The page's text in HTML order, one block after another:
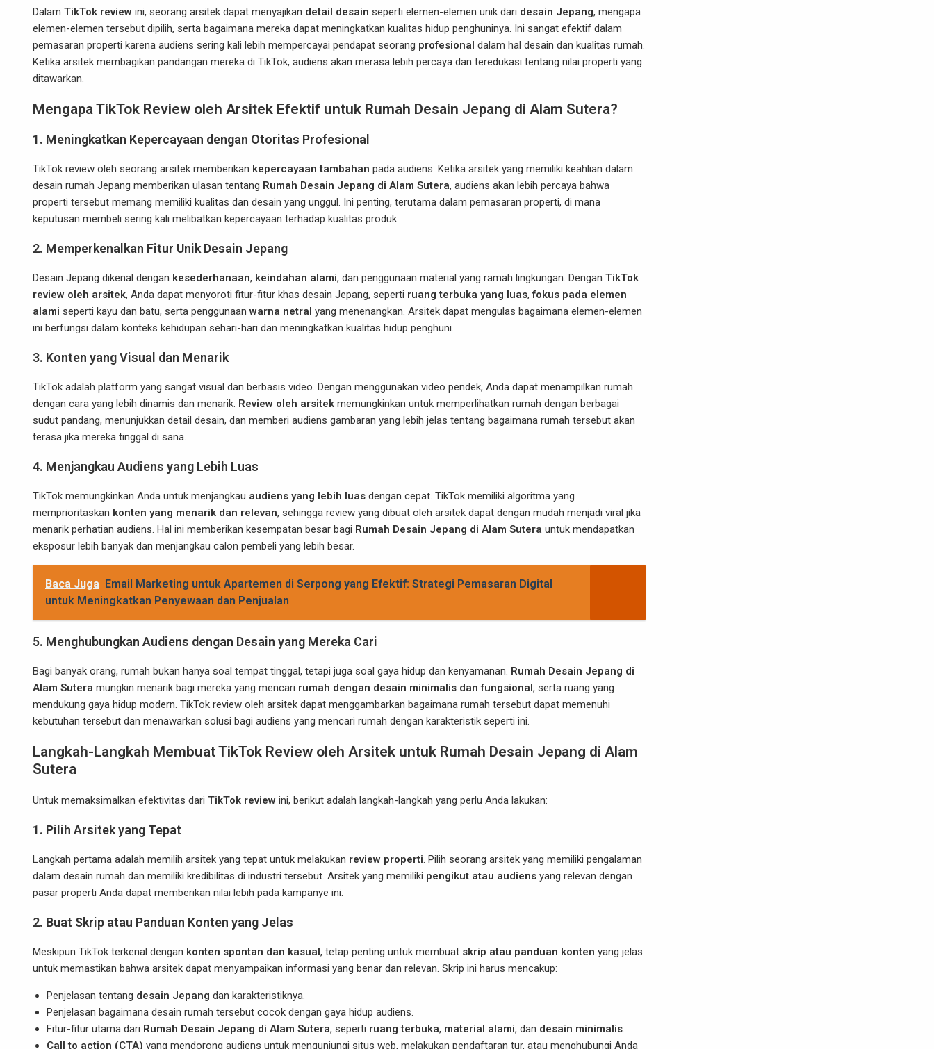
Dalam TikTok review ini, seorang arsitek dapat menyajikan detail desain seperti elemen-elemen unik dari desain Jepang, mengapa
elemen-elemen tersebut dipilih, serta bagaimana mereka dapat meningkatkan kualitas hidup penghuninya. Ini sangat efektif dalam
pemasaran properti karena audiens sering kali lebih mempercayai pendapat seorang profesional dalam hal desain dan kualitas rumah.
Ketika arsitek membagikan pandangan mereka di TikTok, audiens akan merasa lebih percaya dan teredukasi tentang nilai properti yang
ditawarkan.
Mengapa TikTok Review oleh Arsitek Efektif untuk Rumah Desain Jepang di Alam Sutera?
1. Meningkatkan Kepercayaan dengan Otoritas Profesional
TikTok review oleh seorang arsitek memberikan kepercayaan tambahan pada audiens. Ketika arsitek yang memiliki keahlian dalam
desain rumah Jepang memberikan ulasan tentang Rumah Desain Jepang di Alam Sutera, audiens akan lebih percaya bahwa
properti tersebut memang memiliki kualitas dan desain yang unggul. Ini penting, terutama dalam pemasaran properti, di mana
keputusan membeli sering kali melibatkan kepercayaan terhadap kualitas produk.
2. Memperkenalkan Fitur Unik Desain Jepang
Desain Jepang dikenal dengan kesederhanaan, keindahan alami, dan penggunaan material yang ramah lingkungan. Dengan TikTok
review oleh arsitek, Anda dapat menyoroti fitur-fitur khas desain Jepang, seperti ruang terbuka yang luas,fokus pada elemen
alami seperti kayu dan batu, serta penggunaanwarna netral yang menenangkan. Arsitek dapat mengulas bagaimana elemen-elemen
ini berfungsi dalam konteks kehidupan sehari-hari dan meningkatkan kualitas hidup penghuni.
3. Konten yang Visual dan Menarik
TikTok adalah platform yang sangat visual dan berbasis video. Dengan menggunakan video pendek, Anda dapat menampilkan rumah
dengan cara yang lebih dinamis dan menarik. Review oleh arsitek memungkinkan untuk memperlihatkan rumah dengan berbagai
sudut pandang, menunjukkan detail desain, dan memberi audiens gambaran yang lebih jelas tentang bagaimana rumah tersebut akan
terasa jika mereka tinggal di sana.
4. Menjangkau Audiens yang Lebih Luas
TikTok memungkinkan Anda untuk menjangkau audiens yang lebih luas dengan cepat. TikTok memiliki algoritma yang
memprioritaskan konten yang menarik dan relevan, sehingga review yang dibuat oleh arsitek dapat dengan mudah menjadi viral jika
menarik perhatian audiens. Hal ini memberikan kesempatan besar bagi Rumah Desain Jepang di Alam Sutera untuk mendapatkan
eksposur lebih banyak dan menjangkau calon pembeli yang lebih besar.
Baca Juga Email Marketing untuk Apartemen di Serpong yang Efektif: Strategi Pemasaran Digital
untuk Meningkatkan Penyewaan dan Penjualan
5. Menghubungkan Audiens dengan Desain yang Mereka Cari
Bagi banyak orang, rumah bukan hanya soal tempat tinggal, tetapi juga soal gaya hidup dan kenyamanan. Rumah Desain Jepang di
Alam Sutera mungkin menarik bagi mereka yang mencari rumah dengan desain minimalis dan fungsional, serta ruang yang
mendukung gaya hidup modern. TikTok review oleh arsitek dapat menggambarkan bagaimana rumah tersebut dapat memenuhi
kebutuhan tersebut dan menawarkan solusi bagi audiens yang mencari rumah dengan karakteristik seperti ini.
Langkah-Langkah Membuat TikTok Review oleh Arsitek untuk Rumah Desain Jepang di Alam
Sutera
Untuk memaksimalkan efektivitas dari TikTok review ini, berikut adalah langkah-langkah yang perlu Anda lakukan:
1. Pilih Arsitek yang Tepat
Langkah pertama adalah memilih arsitek yang tepat untuk melakukan review properti. Pilih seorang arsitek yang memiliki pengalaman
dalam desain rumah dan memiliki kredibilitas di industri tersebut. Arsitek yang memiliki pengikut atau audiens yang relevan dengan
pasar properti Anda dapat memberikan nilai lebih pada kampanye ini.
2. Buat Skrip atau Panduan Konten yang Jelas
Meskipun TikTok terkenal dengan konten spontan dan kasual, tetap penting untuk membuat skrip atau panduan konten yang jelas
untuk memastikan bahwa arsitek dapat menyampaikan informasi yang benar dan relevan. Skrip ini harus mencakup:
Penjelasan tentang desain Jepang dan karakteristiknya.
Penjelasan bagaimana desain rumah tersebut cocok dengan gaya hidup audiens.
Fitur-fitur utama dari Rumah Desain Jepang di Alam Sutera, seperti ruang terbuka, material alami, dan desain minimalis.
Call to action (CTA) yang mendorong audiens untuk mengunjungi situs web, melakukan pendaftaran tur, atau menghubungi Anda